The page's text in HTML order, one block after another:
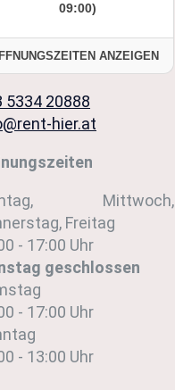
09:00)
ANZEIGEN
5334 20888
hier.at
Mittwoch,
Freitag
- 17:00 Uhr
geschlossen
- 17:00 Uhr
- 13:00 Uhr